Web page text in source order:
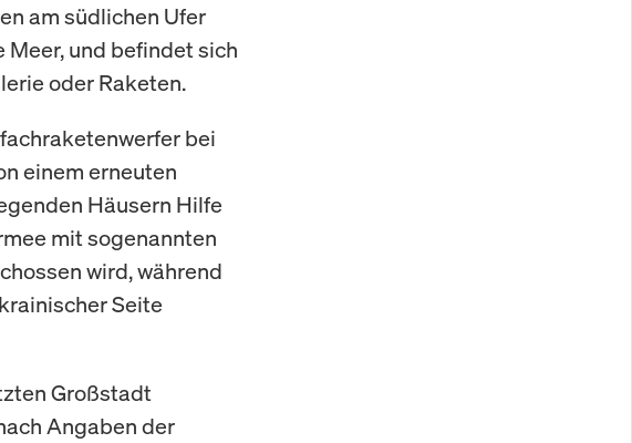
am südlichen Ufer
Meer, und befindet sich
oder Raketen.
bei
einem erneuten
Häusern Hilfe
mit sogenannten
wird, während
Seite
Großstadt
Angaben der